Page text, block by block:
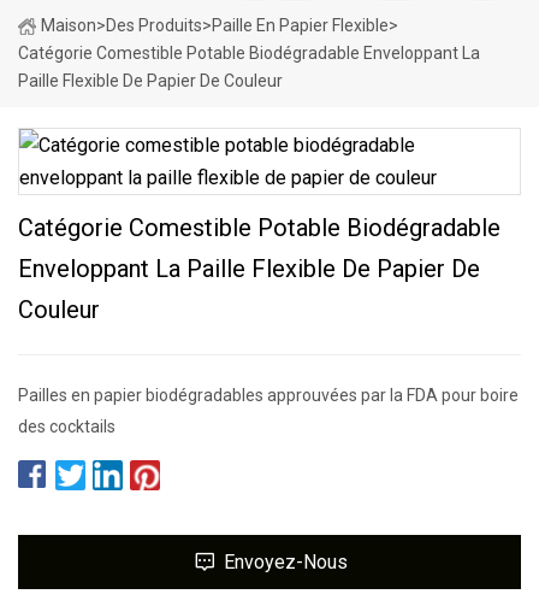
Maison>Des Produits>Paille En Papier Flexible>
Catégorie Comestible Potable Biodégradable Enveloppant La
Paille Flexible De Papier De Couleur
Catégorie Comestible Potable Biodégradable
Enveloppant La Paille Flexible De Papier De
Couleur
Pailles en papier biodégradables approuvées par la FDA pour boire
des cocktails
Envoyez-Nous